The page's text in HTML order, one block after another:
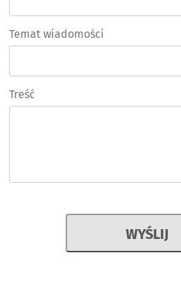
Temat wiadomości
Treść